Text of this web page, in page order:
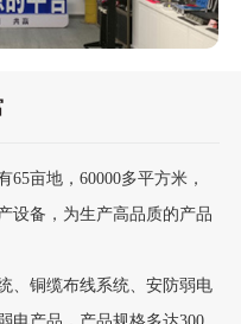
亩地，60000多平方米，
设备，为生产高品质的产品
、铜缆布线系统、安防弱电